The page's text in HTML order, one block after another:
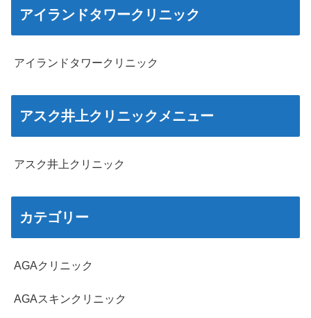
アイランドタワークリニック
アイランドタワークリニック
アスク井上クリニックメニュー
アスク井上クリニック
カテゴリー
AGAクリニック
AGAスキンクリニック